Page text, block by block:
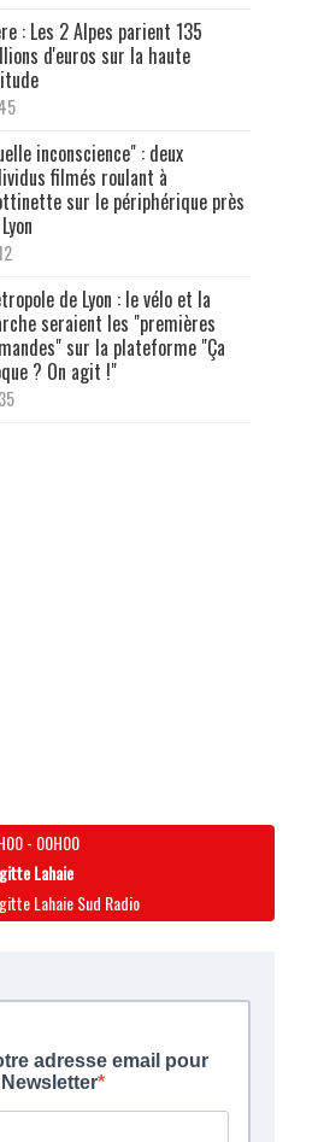
: Les 2 Alpes parient 135
d'euros sur la haute
inconscience" : deux
filmés roulant à
sur le périphérique près
de Lyon : le vélo et la
seraient les "premières
sur la plateforme "Ça
? On agit !"
- 00H00
Lahaie
Lahaie Sud Radio